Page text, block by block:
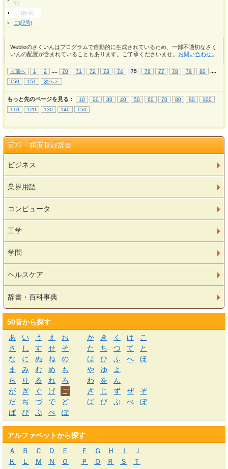
字)
ご(数字)
ご(記号)
Weblioのさくいんはプログラムで自動的に生成されているため、一部不適切なさく
いんの配置が含まれていることもあります。ご了承くださいませ。 お問い合わせ
＜前へ 1 2 .... 70 71 72 73 74 75 76 77 78 79 80 ....
150 151 次へ＞
もっと先のページを見る： 10 20 30 40 50 60 70 80 90
100
110
120 130 140 150
英和・和英収録辞書
ビジネス
業界用語
コンピュータ
工学
学問
ヘルスケア
辞書・百科事典
50音から探す
あ
い う え お か き く け
こ
さ
し す せ そ た ち つ て
と
な
に ぬ ね の は ひ ふ へ
ほ
ま
み む め も や ゆ
よ
ら
り る れ ろ わ を
ん
が
ぎ ぐ げ ご ざ じ ず ぜ
ぞ
だ
ぢ づ で ど ば び ぶ べ
ぼ
ぱ
ぴ ぷ ぺ ぽ
アルファベットから探す
Ａ
Ｂ Ｃ Ｄ Ｅ Ｆ Ｇ Ｈ Ｉ
Ｊ
Ｋ
Ｌ Ｍ Ｎ Ｏ Ｐ Ｑ Ｒ Ｓ
Ｔ